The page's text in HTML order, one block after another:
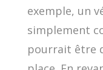
exemple, un
simplement
pourrait être